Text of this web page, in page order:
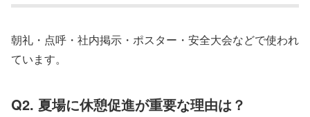
朝礼・点呼・社内掲示・ポスター・安全大会などで使われ
ています。
Q2. 夏場に休憩促進が重要な理由は？